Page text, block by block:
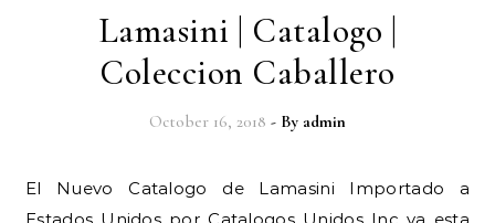
Lamasini | Catalogo |
Coleccion Caballero
October 16, 2018 - By admin
El Nuevo Catalogo de Lamasini Importado a